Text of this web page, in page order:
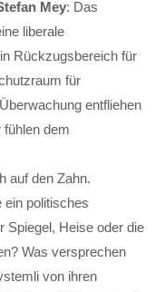
Mey: Das
liberale
Rückzugsbereich für
für
entfliehen
fühlen dem
auf den Zahn.
ein politisches
Spiegel, Heise oder die
Was versprechen
von ihren